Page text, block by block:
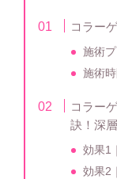
コラー
施術
施術
コラー
訣！深
効果1
効果2